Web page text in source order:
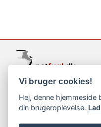
support@netfugl.dk
copyright © 2002-2023
Vi bruger cookies!
Hej, denne
din brugeroplevelse.